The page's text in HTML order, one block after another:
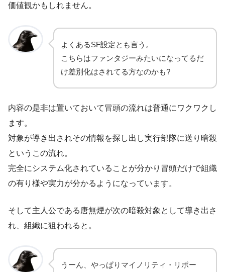
価値観かもしれません。
よくあるSF設定とも言う。
こちらはファンタジーみたいになってるだ
け差別化はされてる方なのかも?
内容の是非は置いておいて冒頭の流れは普通にワクワクし
ます。
対象が導き出されその情報を探し出し実行部隊に送り暗殺
というこの流れ。
完全にシステム化されていることが分かり冒頭だけで組織
の有り様や実力が分かるようになっています。
そして主人公である唐無煙が次の暗殺対象として導き出さ
れ、組織に狙われると。
うーん、やっぱりマイノリティ・リポー